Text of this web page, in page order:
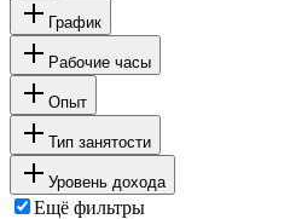
График
Рабочие часы
Опыт
Тип занятости
Уровень дохода
Ещё фильтры